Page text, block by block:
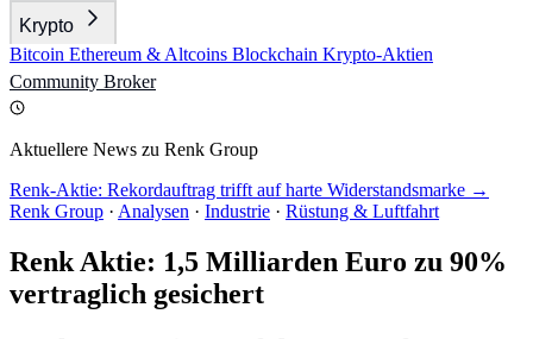
Krypto
Bitcoin Ethereum & Altcoins Blockchain Krypto-Aktien
Community Broker
Aktuellere News zu Renk Group
Renk-Aktie: Rekordauftrag trifft auf harte Widerstandsmarke →
Renk Group · Analysen · Industrie · Rüstung & Luftfahrt
Renk Aktie: 1,5 Milliarden Euro zu 90%
vertraglich gesichert